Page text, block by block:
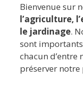
Bienvenue sur
l’agriculture,
le jardinage.
sont
chacun
préserver notre